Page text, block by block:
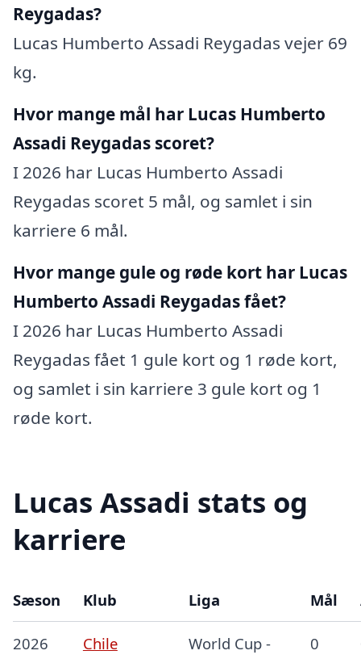
Reygadas?
Lucas Humberto Assadi Reygadas vejer 69
kg.
Hvor mange mål har Lucas Humberto
Assadi Reygadas scoret?
I 2026 har Lucas Humberto Assadi
Reygadas scoret 5 mål, og samlet i sin
karriere 6 mål.
Hvor mange gule og røde kort har Lucas
Humberto Assadi Reygadas fået?
I 2026 har Lucas Humberto Assadi
Reygadas fået 1 gule kort og 1 røde kort,
og samlet i sin karriere 3 gule kort og 1
røde kort.
Lucas Assadi stats og
karriere
Sæson Klub Liga Mål
2026 Chile
World Cup -
0